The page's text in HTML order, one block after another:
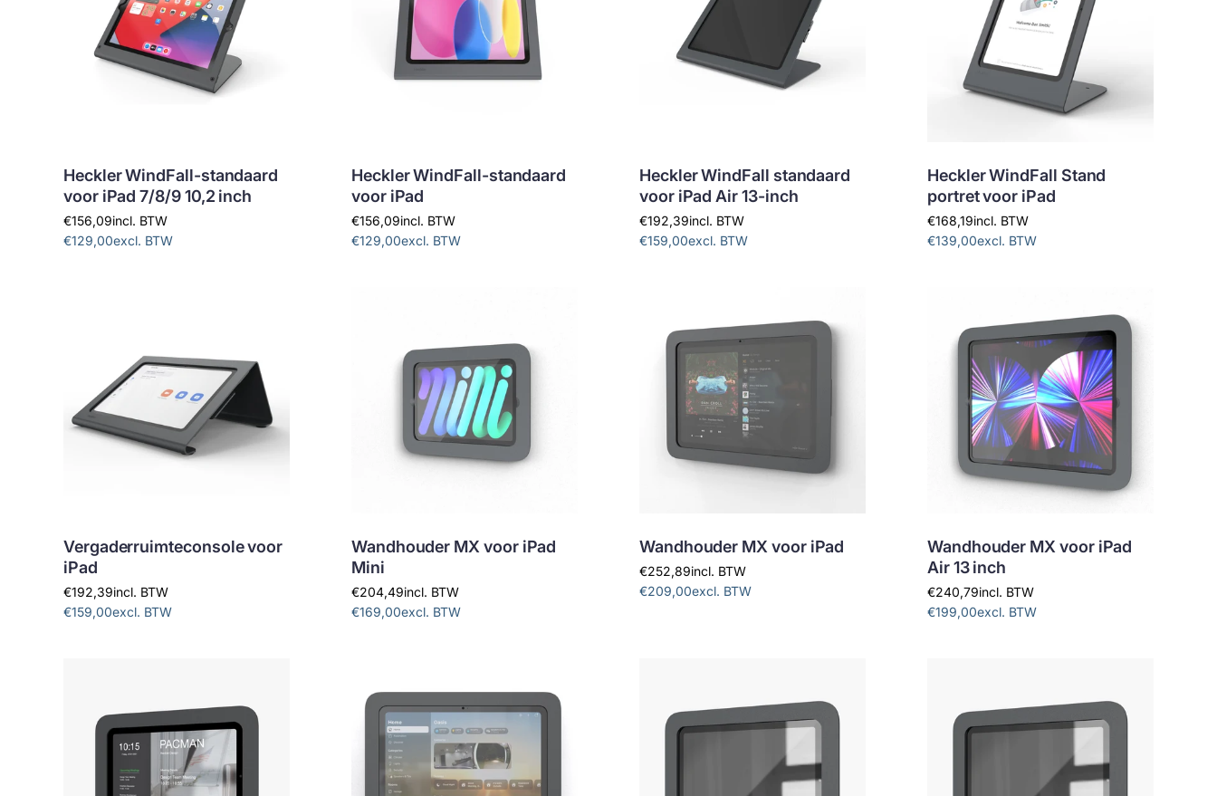
o
p
Heckler WindFall-standaard
voor iPad 7/8/9 10,2 inch
€156,09incl. BTW
€129,00excl. BTW
Heckler WindFall-standaard
voor iPad
€156,09incl. BTW
€129,00excl. BTW
Heckler WindFall standaard
voor iPad Air 13-inch
€192,39incl. BTW
€159,00excl. BTW
Heckler WindFall Stand
portret voor iPad
€168,19incl. BTW
€139,00excl. BTW
Vergaderruimteconsole voor
iPad
€192,39incl. BTW
€159,00excl. BTW
Wandhouder MX voor iPad
Mini
€204,49incl. BTW
€169,00excl. BTW
Wandhouder MX voor iPad
€252,89incl. BTW
€209,00excl. BTW
Wandhouder MX voor iPad
Air 13 inch
€240,79incl. BTW
€199,00excl. BTW